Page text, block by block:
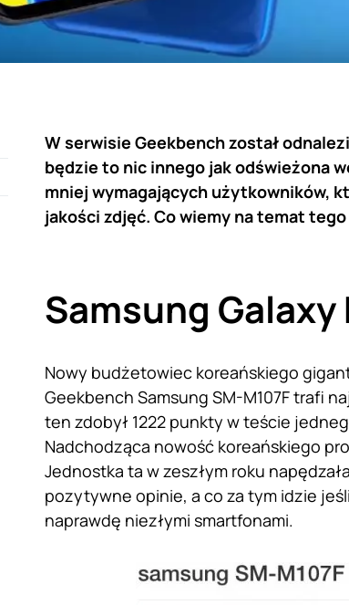
W serwisie Geekbench został
będzie to nic innego jak odświeżona
mniej wymagających użytkowników,
jakości zdjęć. Co wiemy na temat
Samsung Galaxy
Nowy budżetowiec koreańskiego
Geekbench Samsung SM-M107F trafi
ten zdobył 1222 punkty w teście
Nadchodząca nowość koreańskiego
Jednostka ta w zeszłym roku
pozytywne opinie, a co za tym idzie
naprawdę niezłymi smartfonami.